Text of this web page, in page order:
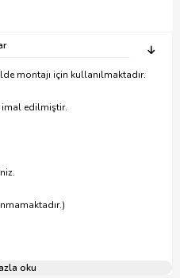
montajı için kullanılmaktadır.
imal edilmiştir.
oku